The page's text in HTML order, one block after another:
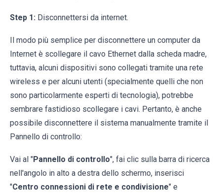
Step 1: Disconnettersi da internet.
Il modo più semplice per disconnettere un computer da
Internet è scollegare il cavo Ethernet dalla scheda madre,
tuttavia, alcuni dispositivi sono collegati tramite una rete
wireless e per alcuni utenti (specialmente quelli che non
sono particolarmente esperti di tecnologia), potrebbe
sembrare fastidioso scollegare i cavi. Pertanto, è anche
possibile disconnettere il sistema manualmente tramite il
Pannello di controllo:
Vai al "Pannello di controllo", fai clic sulla barra di ricerca
nell'angolo in alto a destra dello schermo, inserisci
"Centro connessioni di rete e condivisione" e